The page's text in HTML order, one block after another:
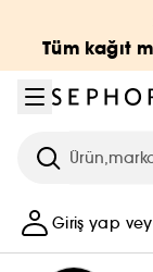
Tüm kağıt
Arama
Giriş yap